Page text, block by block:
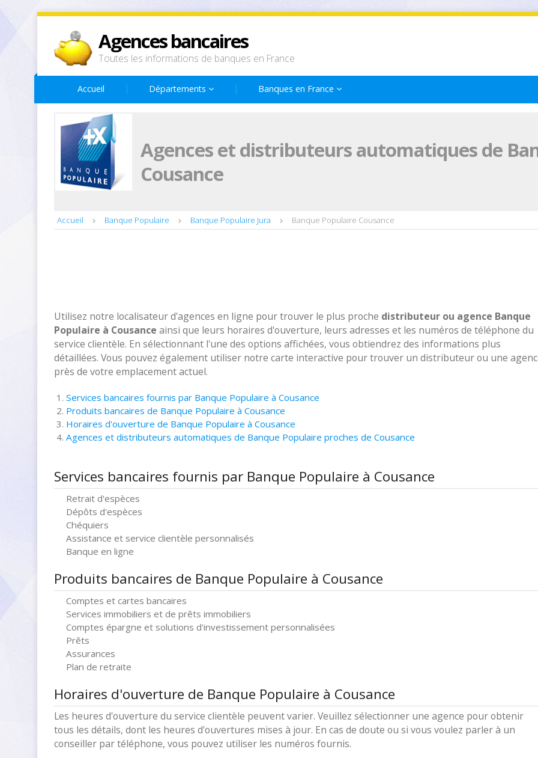
Agences bancaires
Toutes les informations de banques en France
Accueil Départements Banques en France
Agences et distributeurs automatiques de
Cousance
Accueil Banque Populaire Banque Populaire Jura Banque Populaire Cousance
Utilisez notre localisateur d'agences en ligne pour trouver le plus proche distributeur ou agence Banque
Populaire à Cousance ainsi que leurs horaires d'ouverture, leurs adresses et les numéros de téléphone du
service clientèle. En sélectionnant l'une des options affichées, vous obtiendrez des informations plus
détaillées. Vous pouvez également utiliser notre carte interactive pour trouver un distributeur ou une
près de votre emplacement actuel.
Services bancaires fournis par Banque Populaire à Cousance
Produits bancaires de Banque Populaire à Cousance
Horaires d'ouverture de Banque Populaire à Cousance
Agences et distributeurs automatiques de Banque Populaire proches de Cousance
Services bancaires fournis par Banque Populaire à Cousance
Retrait d'espèces
Dépôts d'espèces
Chéquiers
Assistance et service clientèle personnalisés
Banque en ligne
Produits bancaires de Banque Populaire à Cousance
Comptes et cartes bancaires
Services immobiliers et de prêts immobiliers
Comptes épargne et solutions d'investissement personnalisées
Prêts
Assurances
Plan de retraite
Horaires d'ouverture de Banque Populaire à Cousance
Les heures d'ouverture du service clientèle peuvent varier. Veuillez sélectionner une agence pour obtenir
tous les détails, dont les heures d'ouvertures mises à jour. En cas de doute ou si vous voulez parler à un
conseiller par téléphone, vous pouvez utiliser les numéros fournis.